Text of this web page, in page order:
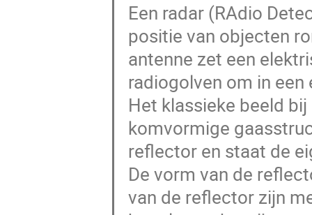
Een radar (RAdio
positie van objecten
antenne zet een
radiogolven om in
Het klassieke beeld
komvormige
reflector en staat de
De vorm van de
van de reflector zijn